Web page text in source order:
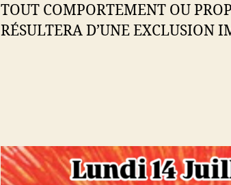
TOUT COMPORTEMENT OU
RÉSULTERA D’UNE EXCLUSION